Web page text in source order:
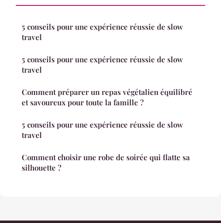
5 conseils pour une expérience réussie de slow
travel
5 conseils pour une expérience réussie de slow
travel
Comment préparer un repas végétalien équilibré
et savoureux pour toute la famille ?
5 conseils pour une expérience réussie de slow
travel
Comment choisir une robe de soirée qui flatte sa
silhouette ?